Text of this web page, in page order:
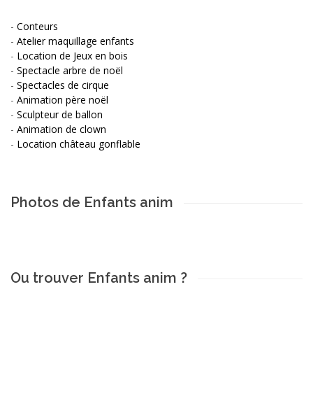
- Conteurs
- Atelier maquillage enfants
- Location de Jeux en bois
- Spectacle arbre de noël
- Spectacles de cirque
- Animation père noël
- Sculpteur de ballon
- Animation de clown
- Location château gonflable
Photos de Enfants anim
Ou trouver Enfants anim ?